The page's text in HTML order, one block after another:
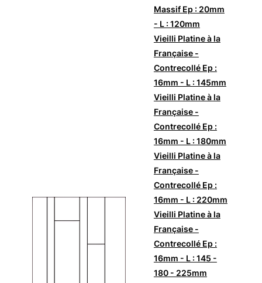
Massif Ep : 20mm
- L : 120mm
Vieilli Platine à la
Française -
Contrecollé Ep :
16mm - L : 145mm
Vieilli Platine à la
Française -
Contrecollé Ep :
16mm - L : 180mm
Vieilli Platine à la
Française -
Contrecollé Ep :
16mm - L : 220mm
Vieilli Platine à la
Française -
Contrecollé Ep :
16mm - L : 145 -
180 - 225mm